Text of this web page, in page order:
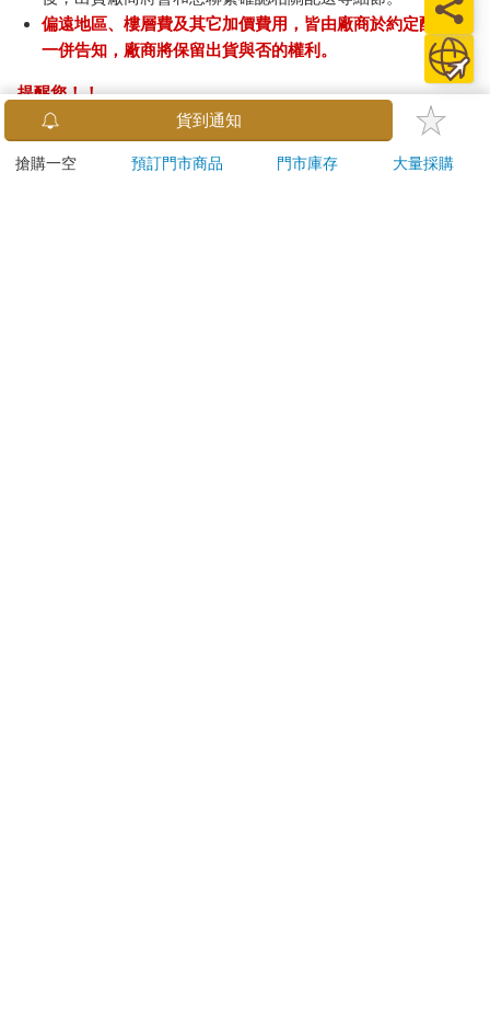
偏遠地區、樓層費及其它加價費用，皆由廠商於約定配送時
一併告知，廠商將保留出貨與否的權利。
提醒您！！
金石堂及銀行均不會請您操作ATM! 如接獲電話要求您前往
ATM提款機，請不要聽從指示，以免受騙上當！
貨到通知
搶購一空 預訂門市商品 門市庫存 大量採購